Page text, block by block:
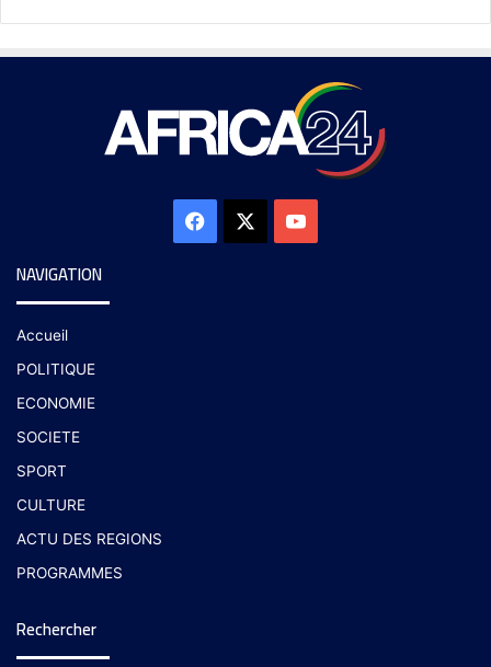
NAVIGATION
Accueil
POLITIQUE
ECONOMIE
SOCIETE
SPORT
CULTURE
ACTU DES REGIONS
PROGRAMMES
Rechercher